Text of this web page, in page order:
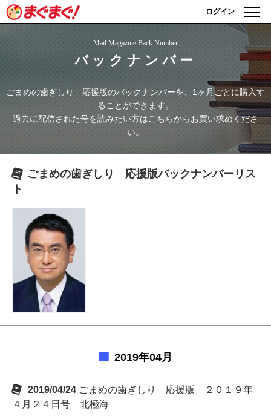
ログイン
Mail Magazine Back Number
バックナンバー
ごまめの歯ぎしり 応援版のバックナンバーを、1ヶ月ごとに購入す
ることができます。
過去に配信された号を読みたい方はこちらからお買い求めくださ
い。
ごまめの歯ぎしり 応援版バックナンバーリス
ト
2019年04月
2019/04/24 ごまめの歯ぎしり 応援版 ２０１９年
４月２４日号 北極海